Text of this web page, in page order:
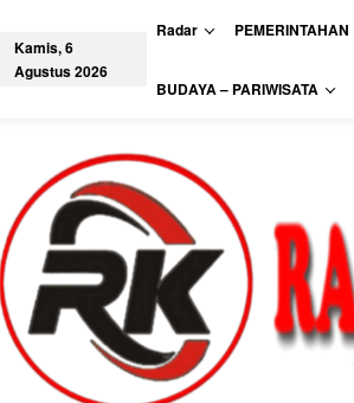
Kamis, 6
Agustus 2026
Radar PEMERINTAHAN
BUDAYA – PARIWISATA